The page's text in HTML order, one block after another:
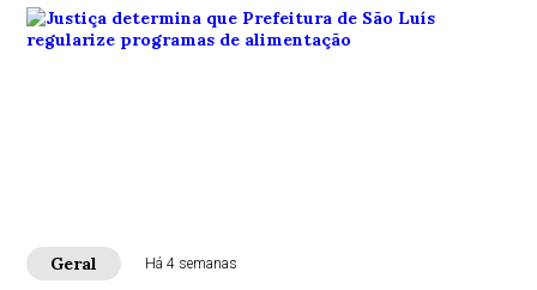
Geral Há 4 semanas